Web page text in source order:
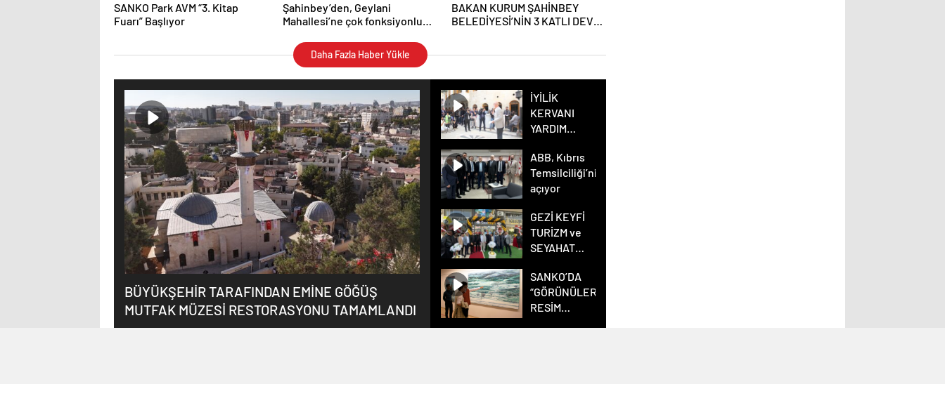
SANKO Park AVM “3. Kitap
Fuarı” Başlıyor
Şahinbey’den, Geylani
Mahallesi’ne çok fonksiyonlu
BAKAN KURUM ŞAHİNBEY
BELEDİYESİ’NİN 3 KATLI DEV
Daha Fazla Haber Yükle
BÜYÜKŞEHİR TARAFINDAN EMİNE GÖĞÜŞ
MUTFAK MÜZESİ RESTORASYONU TAMAMLANDI
İYİLİK
KERVANI
YARDIM
GÖRKEMLİ
AÇILIŞ
TÖRENİ
ABB, Kıbrıs
Temsilciliği’ni
açıyor
GEZİ KEYFİ
TURİZM ve
SEYAHAT
GÖRKEMLİ
TÖREN İLE
AÇILDI
SANKO’DA
“GÖRÜNÜLER”
RESİM